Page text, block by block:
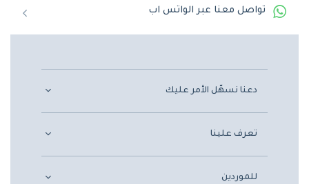
تواصل معنا عبر الواتس اب
دعنا نسهّل الأمر عليك
تعرف علينا
للموردين